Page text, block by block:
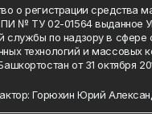
о регистрации средства
№ ТУ 02-01564 выданное
службы по надзору в сфере
технологий и массовых
от 31 октября
Горюхин Юрий